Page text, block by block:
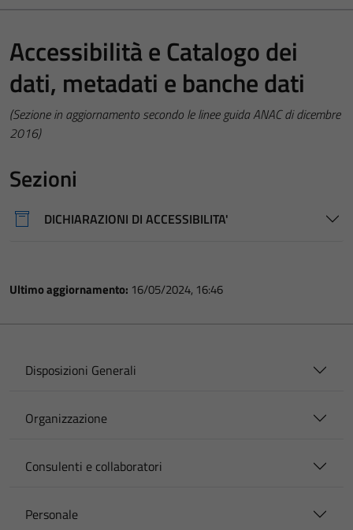
Accessibilità e Catalogo dei
dati, metadati e banche dati
(Sezione in aggiornamento secondo le linee guida ANAC di dicembre
2016)
Sezioni
DICHIARAZIONI DI ACCESSIBILITA'
Ultimo aggiornamento: 16/05/2024, 16:46
Disposizioni Generali
Organizzazione
Consulenti e collaboratori
Personale